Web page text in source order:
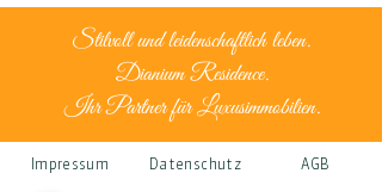
Impressum Datenschutz AGB
Stilvoll und leidenschaftlich leben.
Dianium Residence.
Ihr Partner für Luxusimmobilien.